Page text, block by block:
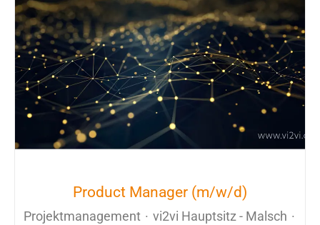
Product Manager (m/w/d)
Projektmanagement · vi2vi Hauptsitz - Malsch ·